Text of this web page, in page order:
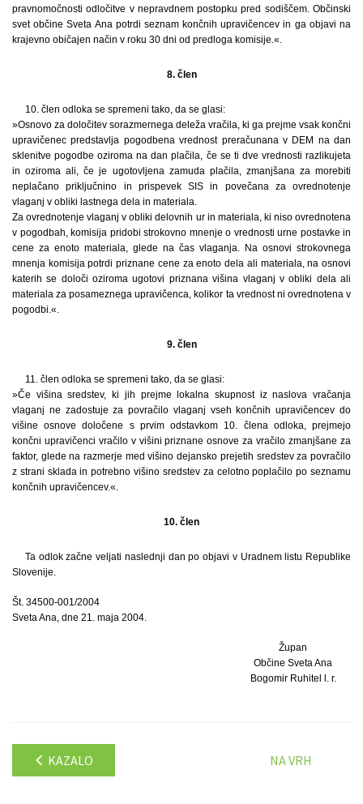
pravnomočnosti odločitve v nepravdnem postopku pred sodiščem. Občinski
svet občine Sveta Ana potrdi seznam končnih upravičencev in ga objavi na
krajevno običajen način v roku 30 dni od predloga komisije.«.
8. člen
10. člen odloka se spremeni tako, da se glasi:
»Osnovo za določitev sorazmernega deleža vračila, ki ga prejme vsak končni
upravičenec predstavlja pogodbena vrednost preračunana v DEM na dan
sklenitve pogodbe oziroma na dan plačila, če se ti dve vrednosti razlikujeta
in oziroma ali, če je ugotovljena zamuda plačila, zmanjšana za morebiti
neplačano priključnino in prispevek SIS in povečana za ovrednotenje
vlaganj v obliki lastnega dela in materiala.
Za ovrednotenje vlaganj v obliki delovnih ur in materiala, ki niso ovrednotena
v pogodbah, komisija pridobi strokovno mnenje o vrednosti urne postavke in
cene za enoto materiala, glede na čas vlaganja. Na osnovi strokovnega
mnenja komisija potrdi priznane cene za enoto dela ali materiala, na osnovi
katerih se določi oziroma ugotovi priznana višina vlaganj v obliki dela ali
materiala za posameznega upravičenca, kolikor ta vrednost ni ovrednotena v
pogodbi.«.
9. člen
11. člen odloka se spremeni tako, da se glasi:
»Če višina sredstev, ki jih prejme lokalna skupnost iz naslova vračanja
vlaganj ne zadostuje za povračilo vlaganj vseh končnih upravičencev do
višine osnove določene s prvim odstavkom 10. člena odloka, prejmejo
končni upravičenci vračilo v višini priznane osnove za vračilo zmanjšane za
faktor, glede na razmerje med višino dejansko prejetih sredstev za povračilo
z strani sklada in potrebno višino sredstev za celotno poplačilo po seznamu
končnih upravičencev.«.
10. člen
Ta odlok začne veljati naslednji dan po objavi v Uradnem listu Republike
Slovenije.
Št. 34500-001/2004
Sveta Ana, dne 21. maja 2004.
Župan
Občine Sveta Ana
Bogomir Ruhitel l. r.
KAZALO NA VRH